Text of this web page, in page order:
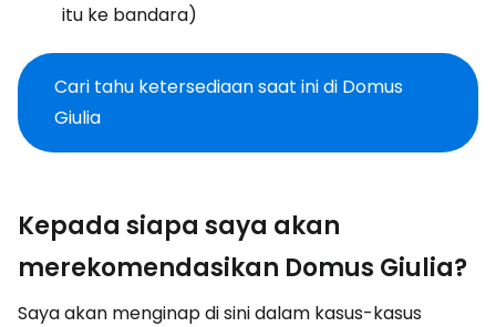
itu ke bandara)
Cari tahu ketersediaan saat ini di Domus
Giulia
Kepada siapa saya akan
merekomendasikan Domus Giulia?
Saya akan menginap di sini dalam kasus-kasus